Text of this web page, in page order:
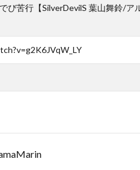
び苦行【SilverDevilS 葉山舞鈴/ア